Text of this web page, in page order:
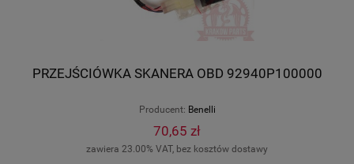
PRZEJŚCIÓWKA SKANERA OBD 92940P100000
Producent: Benelli
70,65 zł
zawiera 23.00% VAT, bez kosztów dostawy